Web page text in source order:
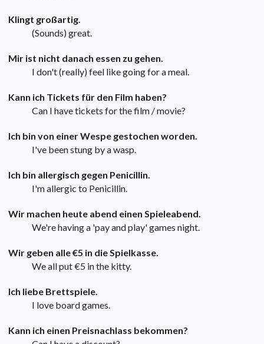
Klingt großartig.
(Sounds) great.
Mir ist nicht danach essen zu gehen.
I don't (really) feel like going for a meal.
Kann ich Tickets für den Film haben?
Can I have tickets for the film / movie?
Ich bin von einer Wespe gestochen worden.
I've been stung by a wasp.
Ich bin allergisch gegen Penicillin.
I'm allergic to Penicillin.
Wir machen heute abend einen Spieleabend.
We're having a 'pay and play' games night.
Wir geben alle €5 in die Spielkasse.
We all put €5 in the kitty.
Ich liebe Brettspiele.
I love board games.
Kann ich einen Preisnachlass bekommen?